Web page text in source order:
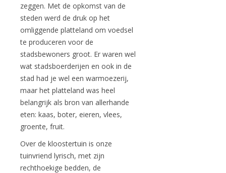
zeggen. Met de opkomst van de
steden werd de druk op het
omliggende platteland om voedsel
te produceren voor de
stadsbewoners groot. Er waren wel
wat stadsboerderijen en ook in de
stad had je wel een warmoezerij,
maar het platteland was heel
belangrijk als bron van allerhande
eten: kaas, boter, eieren, vlees,
groente, fruit.
Over de kloostertuin is onze
tuinvriend lyrisch, met zijn
rechthoekige bedden, de